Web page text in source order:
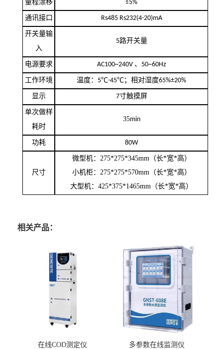
量程漂移 ≤5%
通讯接口 Rs485 Rs232(4-20)mA
开关量输
入
5路开关量
电源要求 AC100~240V 、 50~60Hz
工作环境 温度： 5℃-45℃；相对湿度65%±20%
显示 7寸触摸屏
单次做样
耗时
35min
功耗 80W
尺寸
微型机： 275*275*345mm （长*宽*高）
小机柜： 275*275*570mm （长*宽*高）
大型机： 425*375*1465mm （长*宽*高）
相关产品：
在线COD测定仪 多参数在线监测仪